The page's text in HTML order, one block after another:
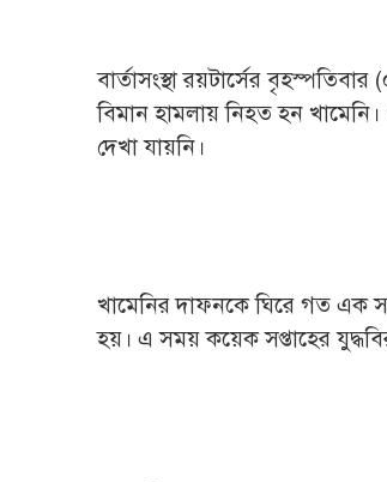
বার্তাসংস্থা রয়টার্সের
বিমান হামলায় নিহত হন
দেখা যায়নি।
খামেনির দাফনকে ঘিরে গত এক
হয়। এ সময় কয়েক সপ্তাহের